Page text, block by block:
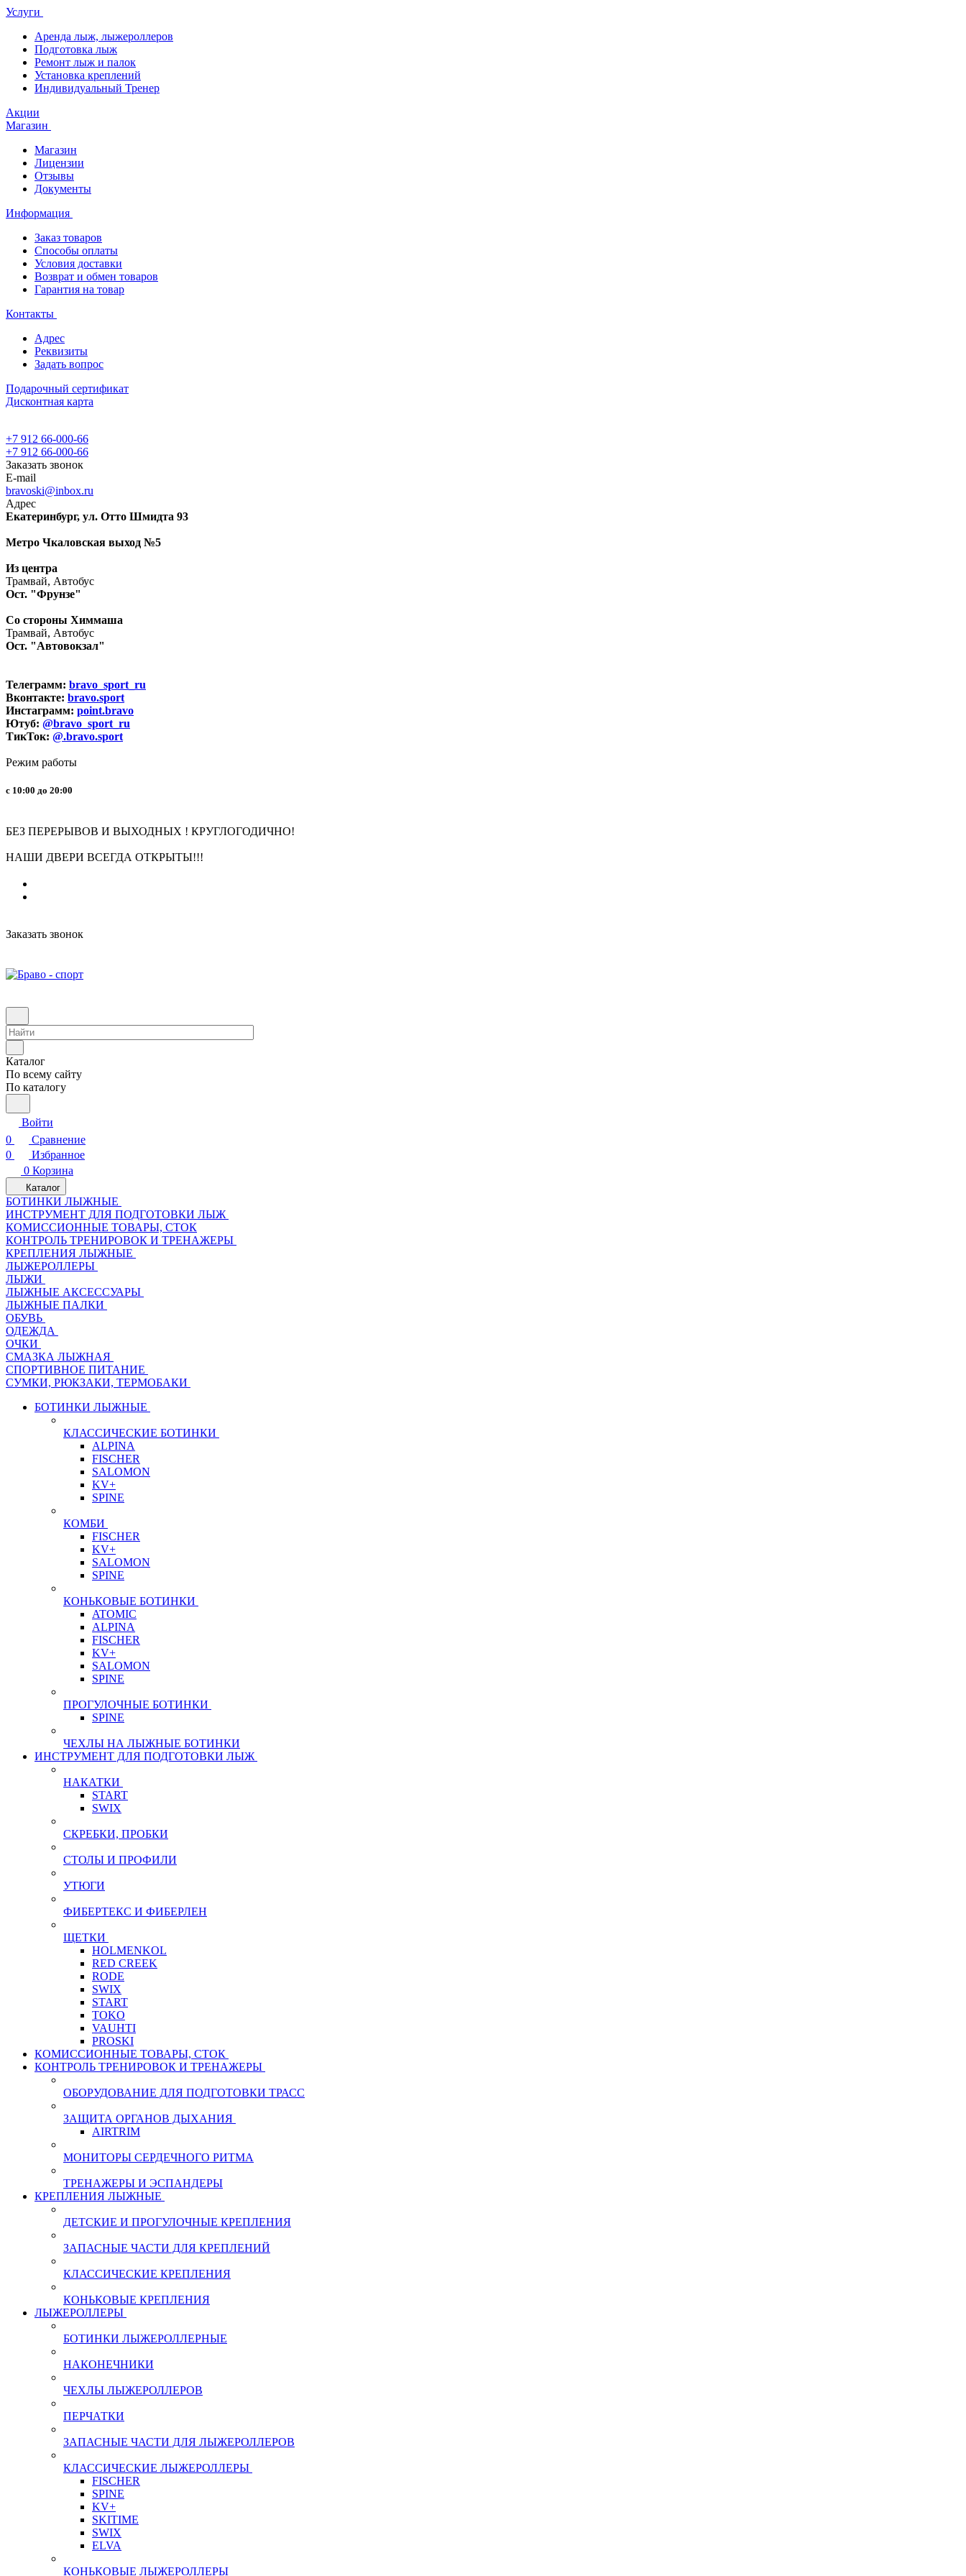
Услуги
Аренда лыж, лыжероллеров
Подготовка лыж
Ремонт лыж и палок
Установка креплений
Индивидуальный Тренер
Акции
Магазин
Магазин
Лицензии
Отзывы
Документы
Информация
Заказ товаров
Способы оплаты
Условия доставки
Возврат и обмен товаров
Гарантия на товар
Контакты
Адрес
Реквизиты
Задать вопрос
Подарочный сертификат
Дисконтная карта
+7 912 66-000-66
+7 912 66-000-66
Заказать звонок
E-mail
bravoski@inbox.ru
Адрес
Екатеринбург, ул. Отто Шмидта 93
Метро Чкаловская выход №5
Из центра
Трамвай, Автобус
Ост. "Фрунзе"
Со стороны Химмаша
Трамвай, Автобус
Ост. "Автовокзал"
Телеграмм: bravo_sport_ru
Вконтакте: bravo.sport
Инстаграмм: point.bravo
Ютуб: @bravo_sport_ru
ТикТок: @.bravo.sport
Режим работы
с 10:00 до 20:00
БЕЗ ПЕРЕРЫВОВ И ВЫХОДНЫХ ! КРУГЛОГОДИЧНО!
НАШИ ДВЕРИ ВСЕГДА ОТКРЫТЫ!!!
Заказать звонок
Каталог
По всему сайту
По каталогу
Войти
0
Сравнение
0
Избранное
0 Корзина
Каталог
БОТИНКИ ЛЫЖНЫЕ
ИНСТРУМЕНТ ДЛЯ ПОДГОТОВКИ ЛЫЖ
КОМИССИОННЫЕ ТОВАРЫ, СТОК
КОНТРОЛЬ ТРЕНИРОВОК И ТРЕНАЖЕРЫ
КРЕПЛЕНИЯ ЛЫЖНЫЕ
ЛЫЖЕРОЛЛЕРЫ
ЛЫЖИ
ЛЫЖНЫЕ АКСЕССУАРЫ
ЛЫЖНЫЕ ПАЛКИ
ОБУВЬ
ОДЕЖДА
ОЧКИ
СМАЗКА ЛЫЖНАЯ
СПОРТИВНОЕ ПИТАНИЕ
СУМКИ, РЮКЗАКИ, ТЕРМОБАКИ
БОТИНКИ ЛЫЖНЫЕ
КЛАССИЧЕСКИЕ БОТИНКИ
ALPINA
FISCHER
SALOMON
KV+
SPINE
КОМБИ
FISCHER
KV+
SALOMON
SPINE
КОНЬКОВЫЕ БОТИНКИ
ATOMIC
ALPINA
FISCHER
KV+
SALOMON
SPINE
ПРОГУЛОЧНЫЕ БОТИНКИ
SPINE
ЧЕХЛЫ НА ЛЫЖНЫЕ БОТИНКИ
ИНСТРУМЕНТ ДЛЯ ПОДГОТОВКИ ЛЫЖ
НАКАТКИ
START
SWIX
СКРЕБКИ, ПРОБКИ
СТОЛЫ И ПРОФИЛИ
УТЮГИ
ФИБЕРТЕКС И ФИБЕРЛЕН
ЩЕТКИ
HOLMENKOL
RED CREEK
RODE
SWIX
START
TOKO
VAUHTI
PROSKI
КОМИССИОННЫЕ ТОВАРЫ, СТОК
КОНТРОЛЬ ТРЕНИРОВОК И ТРЕНАЖЕРЫ
ОБОРУДОВАНИЕ ДЛЯ ПОДГОТОВКИ ТРАСС
ЗАЩИТА ОРГАНОВ ДЫХАНИЯ
AIRTRIM
МОНИТОРЫ СЕРДЕЧНОГО РИТМА
ТРЕНАЖЕРЫ И ЭСПАНДЕРЫ
КРЕПЛЕНИЯ ЛЫЖНЫЕ
ДЕТСКИЕ И ПРОГУЛОЧНЫЕ КРЕПЛЕНИЯ
ЗАПАСНЫЕ ЧАСТИ ДЛЯ КРЕПЛЕНИЙ
КЛАССИЧЕСКИЕ КРЕПЛЕНИЯ
КОНЬКОВЫЕ КРЕПЛЕНИЯ
ЛЫЖЕРОЛЛЕРЫ
БОТИНКИ ЛЫЖЕРОЛЛЕРНЫЕ
НАКОНЕЧНИКИ
ЧЕХЛЫ ЛЫЖЕРОЛЛЕРОВ
ПЕРЧАТКИ
ЗАПАСНЫЕ ЧАСТИ ДЛЯ ЛЫЖЕРОЛЛЕРОВ
КЛАССИЧЕСКИЕ ЛЫЖЕРОЛЛЕРЫ
FISCHER
SPINE
KV+
SKITIME
SWIX
ELVA
КОНЬКОВЫЕ ЛЫЖЕРОЛЛЕРЫ